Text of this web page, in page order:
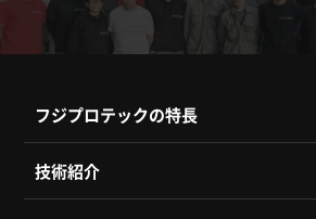
フジプロテックの特長
技術紹介